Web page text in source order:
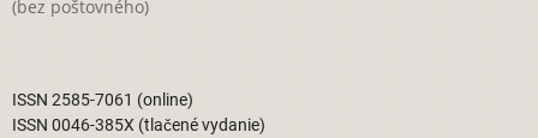
(bez poštovného)
ISSN 2585-7061 (online)
ISSN 0046-385X (tlačené vydanie)